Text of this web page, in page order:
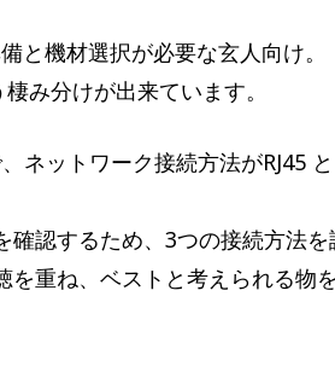
と機材選択が必要な玄人向け。
み分けが出来ています。
ネットワーク接続方法がRJ45
認するため、3つの接続方法を
重ね、ベストと考えられる物